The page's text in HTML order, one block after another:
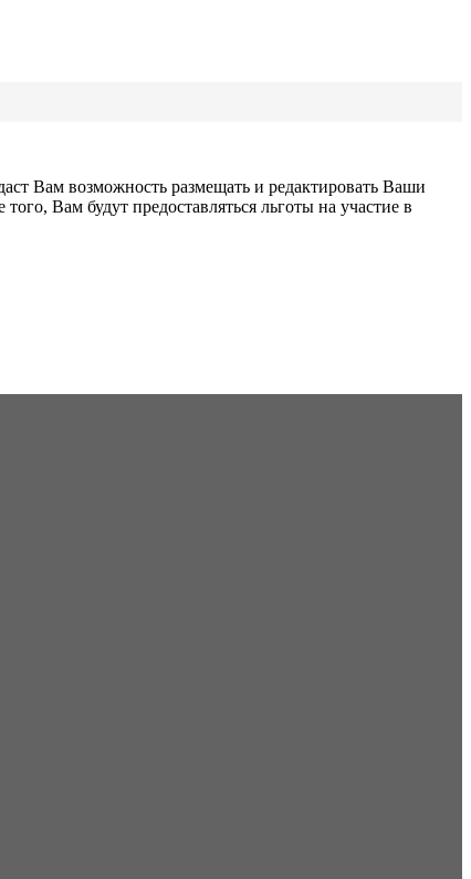
Вам возможность размещать и редактировать Ваши
Вам будут предоставляться льготы на участие в